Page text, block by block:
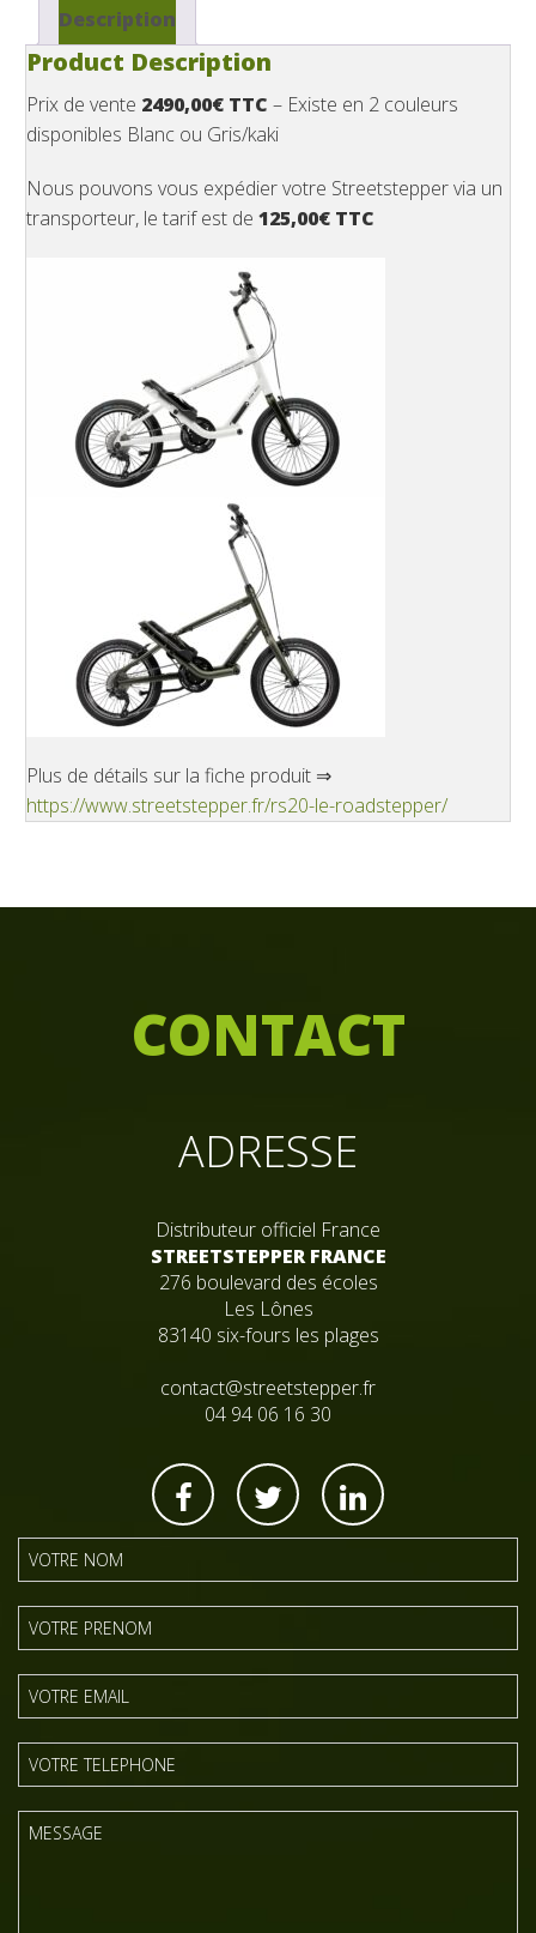
Description
Product Description
Prix de vente 2490,00€ TTC – Existe en 2 couleurs
disponibles Blanc ou Gris/kaki
Nous pouvons vous expédier votre Streetstepper via un
transporteur, le tarif est de 125,00€ TTC
Plus de détails sur la fiche produit ⇒
https://www.streetstepper.fr/rs20-le-roadstepper/
CONTACT
ADRESSE
Distributeur officiel France
STREETSTEPPER FRANCE
276 boulevard des écoles
Les Lônes
83140 six-fours les plages
contact@streetstepper.fr
04 94 06 16 30